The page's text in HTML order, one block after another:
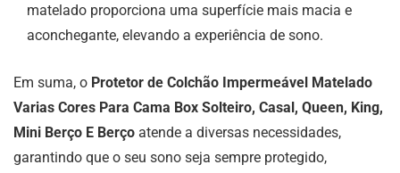
matelado proporciona uma superfície mais macia e
aconchegante, elevando a experiência de sono.
Em suma, o Protetor de Colchão Impermeável Matelado
Varias Cores Para Cama Box Solteiro, Casal, Queen, King,
Mini Berço E Berço atende a diversas necessidades,
garantindo que o seu sono seja sempre protegido,